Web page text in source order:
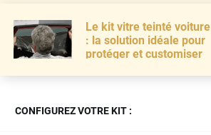
Le kit vitre teinté voiture
: la solution idéale pour
protéger et customiser
CONFIGUREZ VOTRE KIT :